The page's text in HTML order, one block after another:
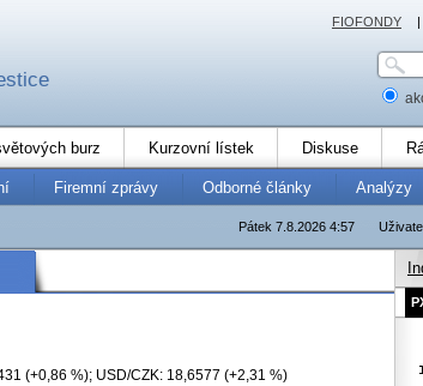
burz Kurzovní lístek Diskuse
Firemní zprávy Odborné články Analýzy
Pátek 7.8.2026 4:57
(+0,86 %); USD/CZK: 18,6577 (+2,31 %)
FIOFONDY |